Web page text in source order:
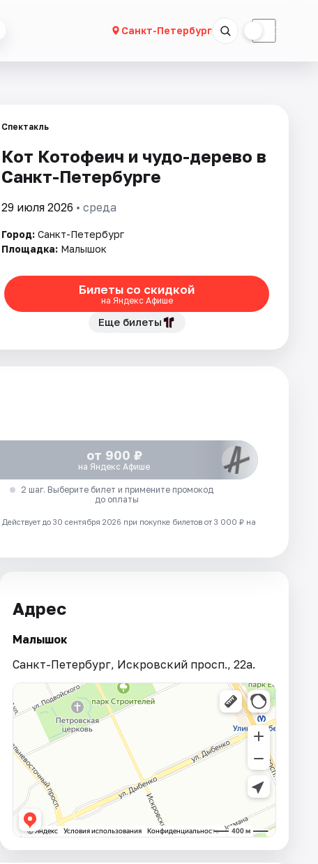
Санкт-Петербург ☾
Спектакль
Кот Котофеич и чудо-дерево в
Санкт-Петербурге
29 июля 2026 • среда
Город: Санкт-Петербург
Площадка: Малышок
Билеты со скидкой
на Яндекс Афише
Еще билеты
от 900 ₽
на Яндекс Афише
2 шаг. Выберите билет и примените промокод
до оплаты
Действует до 30 сентября 2026 при покупке билетов от 3 000 ₽ на
Адрес
Малышок
Санкт-Петербург, Искровский просп., 22а.